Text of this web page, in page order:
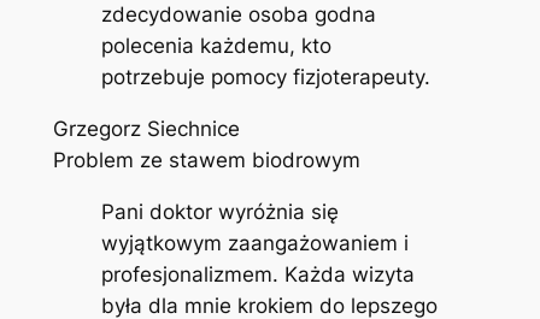
zdecydowanie osoba godna
polecenia każdemu, kto
potrzebuje pomocy fizjoterapeuty.
Grzegorz Siechnice
Problem ze stawem biodrowym
Pani doktor wyróżnia się
wyjątkowym zaangażowaniem i
profesjonalizmem. Każda wizyta
była dla mnie krokiem do lepszego